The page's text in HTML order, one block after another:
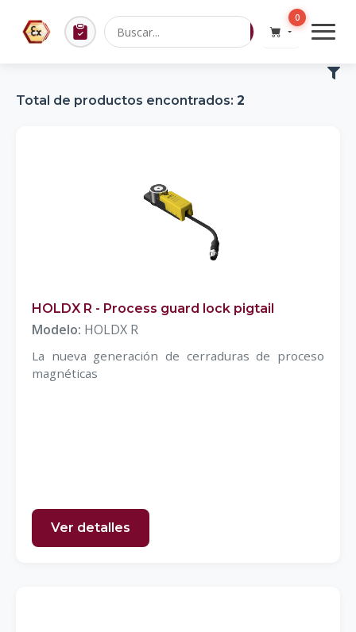
0
Total de productos encontrados: 2
HOLDX R - Process guard lock pigtail
Modelo: HOLDX R
La nueva generación de cerraduras de proceso
magnéticas
Ver detalles